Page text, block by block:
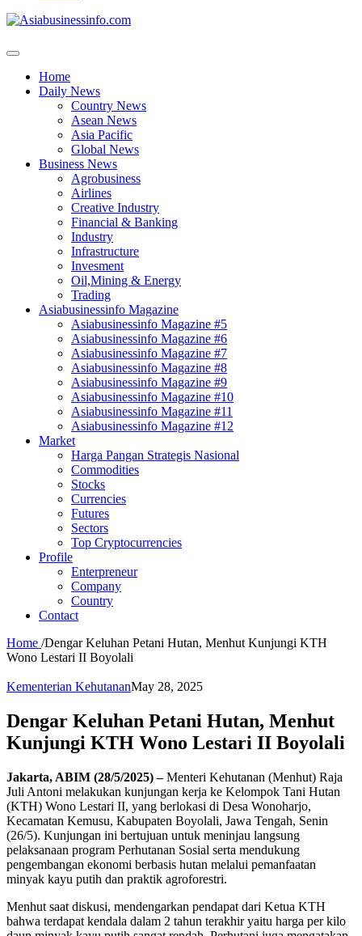
Home
Daily News
Country News
Asean News
Asia Pacific
Global News
Business News
Agrobusiness
Airlines
Creative Industry
Financial & Banking
Industry
Infrastructure
Invesment
Oil,Mining & Energy
Trading
Asiabusinessinfo Magazine
Asiabusinessinfo Magazine #5
Asiabusinessinfo Magazine #6
Asiabusinessinfo Magazine #7
Asiabusinessinfo Magazine #8
Asiabusinessinfo Magazine #9
Asiabusinessinfo Magazine #10
Asiabusinessinfo Magazine #11
Asiabusinessinfo Magazine #12
Market
Harga Pangan Strategis Nasional
Commodities
Stocks
Currencies
Futures
Sectors
Top Cryptocurrencies
Profile
Enterpreneur
Company
Country
Contact
Home /Dengar Keluhan Petani Hutan, Menhut Kunjungi KTH
Wono Lestari II Boyolali
Kementerian KehutananMay 28, 2025
Dengar Keluhan Petani Hutan, Menhut
Kunjungi KTH Wono Lestari II Boyolali
Jakarta, ABIM (28/5/2025) –Menteri Kehutanan (Menhut) Raja
Juli Antoni melakukan kunjungan kerja ke Kelompok Tani Hutan
(KTH) Wono Lestari II, yang berlokasi di Desa Wonoharjo,
Kecamatan Kemusu, Kabupaten Boyolali, Jawa Tengah, Senin
(26/5). Kunjungan ini bertujuan untuk meninjau langsung
pelaksanaan program Perhutanan Sosial serta mendukung
pengembangan ekonomi berbasis hutan melalui pemanfaatan
minyak kayu putih dan praktik agroforestri.
Menhut saat diskusi, mendengarkan pendapat dari Ketua KTH
bahwa terdapat kendala dalam 2 tahun terakhir yaitu harga per kilo